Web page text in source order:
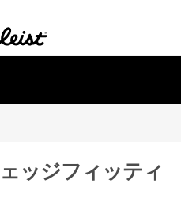
ッジフィッティ